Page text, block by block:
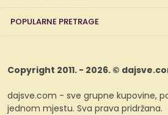
POPULARNE PRETRAGE
Copyright 2011. - 2026. ©
dajsve.com - sve grupne kupovine,
jednom mjestu. Sva prava pridržana.